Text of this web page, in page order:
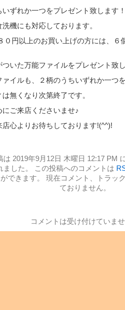
いずれか一つをプレゼント致します
洗機にも対応しております。
０円以上のお買い上げの方には、６
ついた万能ファイルをプレゼント致
ァイルも、２柄のうちいずれか一つ
は無くなり次第終了です。
にご来店くださいませ♪
店心よりお待ちしております!(^^)!
は 2019年9月12日 木曜日 12:17 PM
ました。 この投稿へのコメントは
できます。 現在コメント、トラッ
ておりません。
コメントは受け付けていま